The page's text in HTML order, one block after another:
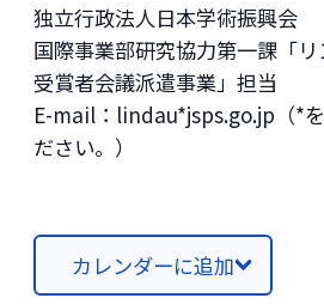
独立行政法人日本学術振興会
国際事業部研究協力第一課「
受賞者会議派遣事業」担当
E-mail：lindau*jsps.go.jp（*を
ださい。）
カレンダーに追加